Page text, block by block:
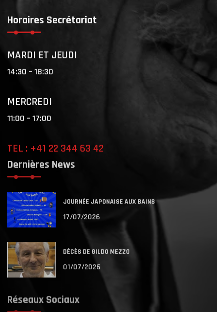
Horaires Secrétariat
MARDI ET JEUDI
14:30 – 18:30
MERCREDI
11:00 – 17:00
TEL : +41 22 344 63 42
Dernières News
JOURNÉE JAPONAISE AUX BAINS
17/07/2026
DÉCÈS DE GILDO MEZZO
01/07/2026
Réseaux Sociaux